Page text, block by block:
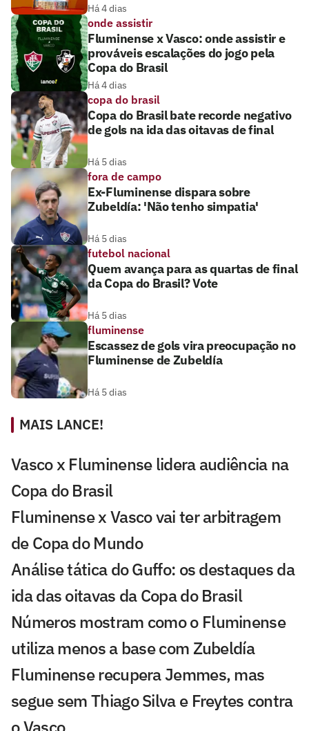
Há 4 dias
onde assistir
Fluminense x Vasco: onde assistir e
prováveis escalações do jogo pela
Copa do Brasil
Há 4 dias
copa do brasil
Copa do Brasil bate recorde negativo
de gols na ida das oitavas de final
Há 5 dias
fora de campo
Ex-Fluminense dispara sobre
Zubeldía: 'Não tenho simpatia'
Há 5 dias
futebol nacional
Quem avança para as quartas de final
da Copa do Brasil? Vote
Há 5 dias
fluminense
Escassez de gols vira preocupação no
Fluminense de Zubeldía
Há 5 dias
MAIS LANCE!
Vasco x Fluminense lidera audiência na
Copa do Brasil
Fluminense x Vasco vai ter arbitragem
de Copa do Mundo
Análise tática do Guffo: os destaques da
ida das oitavas da Copa do Brasil
Números mostram como o Fluminense
utiliza menos a base com Zubeldía
Fluminense recupera Jemmes, mas
segue sem Thiago Silva e Freytes contra